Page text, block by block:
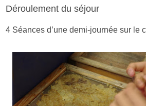
Déroulement du séjour
4 Séances d’une demi-journée sur le